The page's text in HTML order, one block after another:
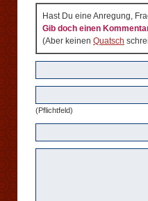
Hast Du eine Anregung,
Gib doch einen
(Aber keinen Quatsch
(Pflichtfeld)